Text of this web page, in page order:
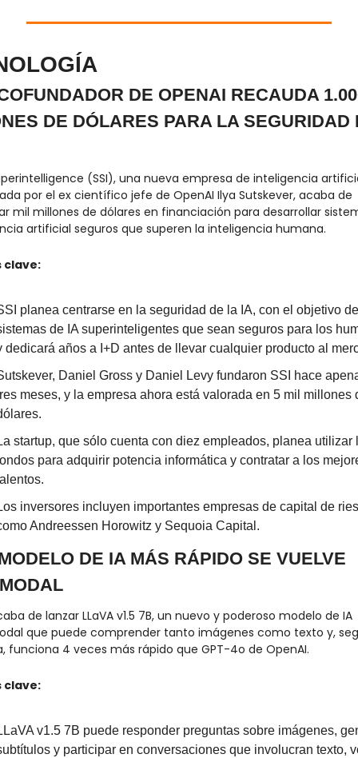
DE OPENAI RECAUDA
DE DÓLARES PARA LA SEGURIDAD
(SSI), una nueva empresa de inteligencia
por el ex científico jefe de OpenAI Ilya Sutskever, acaba de
mil millones de dólares en financiación para desarrollar
artificial seguros que superen la inteligencia humana.
clave:
planea centrarse en la seguridad de la IA, con el objetivo
de IA superinteligentes que sean seguros para los
dedicará años a I+D antes de llevar cualquier producto al
Daniel Gross y Daniel Levy fundaron SSI hace
meses, y la empresa ahora está valorada en 5 mil millones
startup, que sólo cuenta con diez empleados, planea utilizar
para adquirir potencia informática y contratar a los
inversores incluyen importantes empresas de capital de
Andreessen Horowitz y Sequoia Capital.
DE IA MÁS RÁPIDO SE VUELVE
de lanzar LLaVA v1.5 7B, un nuevo y poderoso modelo de IA
que puede comprender tanto imágenes como texto y,
funciona 4 veces más rápido que GPT-4o de OpenAI.
clave:
v1.5 7B puede responder preguntas sobre imágenes,
y participar en conversaciones que involucran texto,